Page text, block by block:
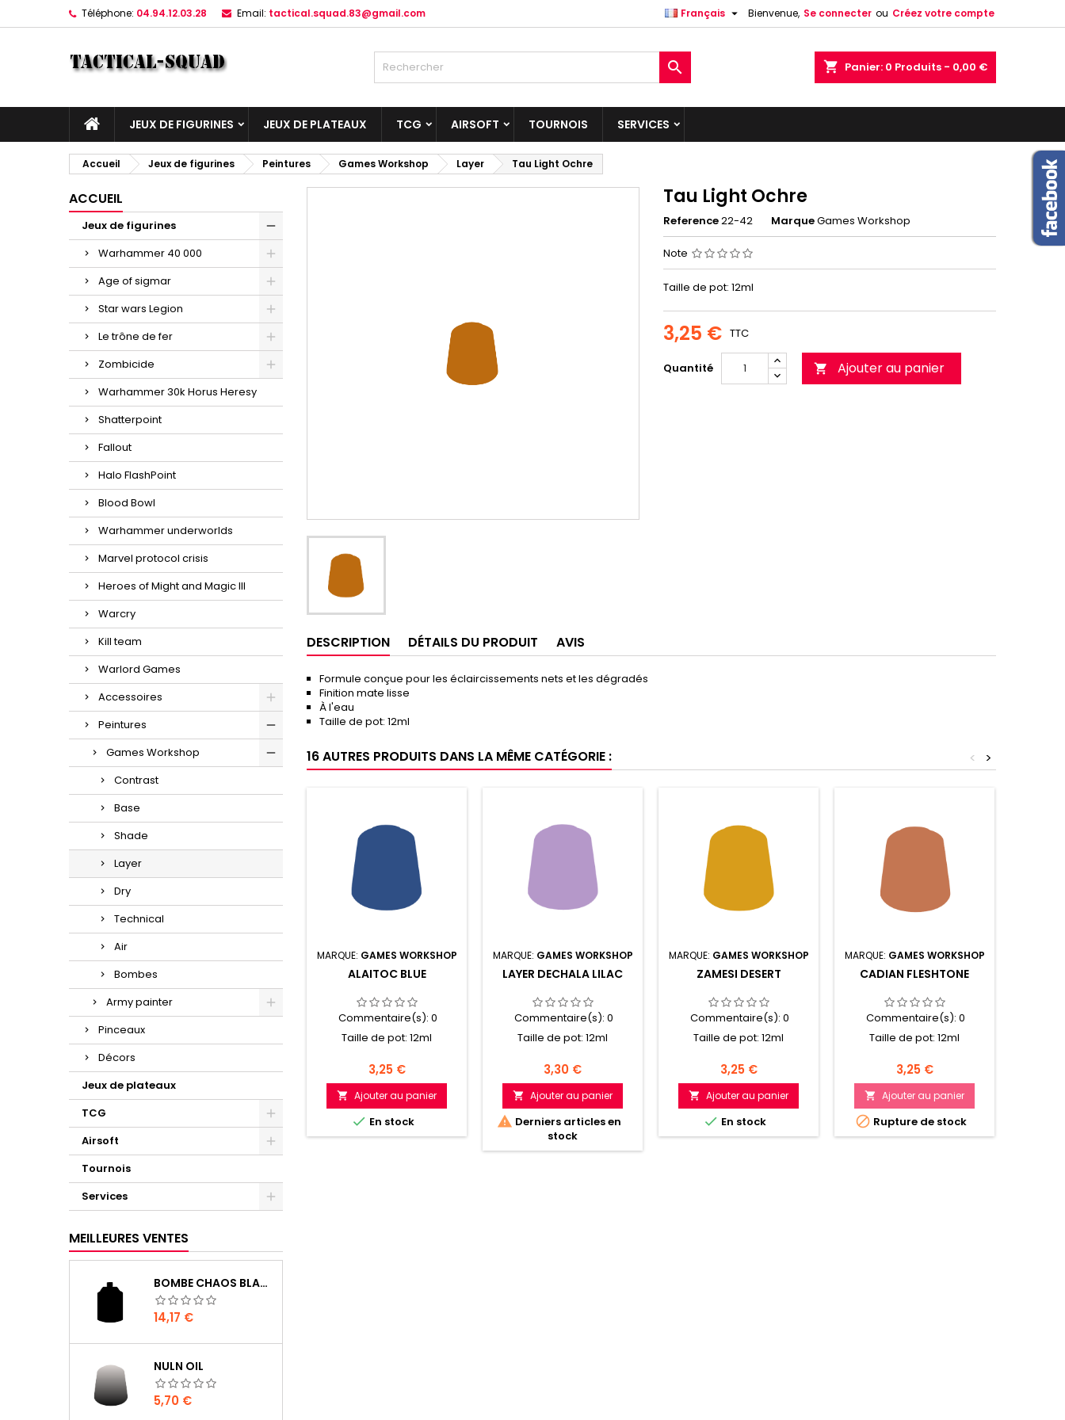
Téléphone: 04.94.12.03.28 Email: tactical.squad.83@gmail.com Bienvenue, Se connecter ou Créez votre compte
Français 
shopping_cart Panier: 0 Produits - 0,00 €

JEUX DE FIGURINES JEUX DE PLATEAUX TCG AIRSOFT TOURNOIS SERVICES
Accueil Jeux de figurines Peintures Games Workshop Layer Tau Light Ochre
ACCUEIL
Jeux de figurines
Warhammer 40 000
Age of sigmar
Star wars Legion
Le trône de fer
Zombicide
Warhammer 30k Horus Heresy
Shatterpoint
Fallout
Halo FlashPoint
Blood Bowl
Warhammer underworlds
Marvel protocol crisis
Heroes of Might and Magic III
Warcry
Kill team
Warlord Games
Accessoires
Peintures
Games Workshop
Contrast
Base
Shade
Layer
Dry
Technical
Air
Bombes
Army painter
Pinceaux
Décors
Jeux de plateaux
TCG
Airsoft
Tournois
Services
MEILLEURES VENTES
BOMBE CHAOS BLACK
Prix
14,17 €
NULN OIL
Prix
5,70 €
Tau Light Ochre
Reference22-42 MarqueGames Workshop
Note
Taille de pot: 12ml
3,25 € TTC
Quantité  Ajouter au panier
DESCRIPTION DÉTAILS DU PRODUIT AVIS
Formule conçue pour les éclaircissements nets et les dégradés
Finition mate lisse
À l'eau
Taille de pot: 12ml
16 AUTRES PRODUITS DANS LA MÊME CATÉGORIE : >
<
MARQUE: GAMES WORKSHOP
ALAITOC BLUE
Commentaire(s): 0
Taille de pot: 12ml
Prix
3,25 €
 Ajouter au panier
 En stock
MARQUE: GAMES WORKSHOP
LAYER DECHALA LILAC
Commentaire(s): 0
Taille de pot: 12ml
Prix
3,30 €
 Ajouter au panier
 Derniers articles en
stock
MARQUE: GAMES WORKSHOP
ZAMESI DESERT
Commentaire(s): 0
Taille de pot: 12ml
Prix
3,25 €
 Ajouter au panier
 En stock
MARQUE: GAMES WORKSHOP
CADIAN FLESHTONE
Commentaire(s): 0
Taille de pot: 12ml
Prix
3,25 €
 Ajouter au panier
 Rupture de stock